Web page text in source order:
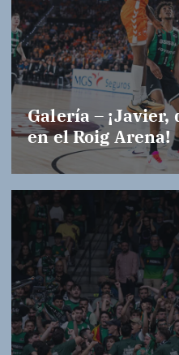
Galería –
en el Roig Arena!